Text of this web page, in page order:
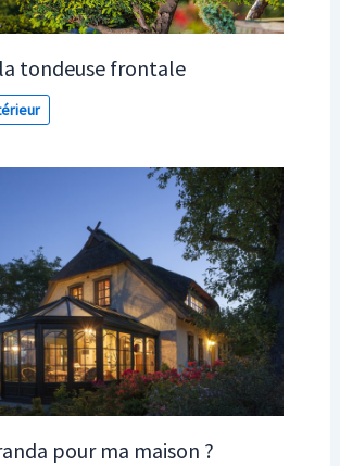
la tondeuse frontale
pour ma maison ?